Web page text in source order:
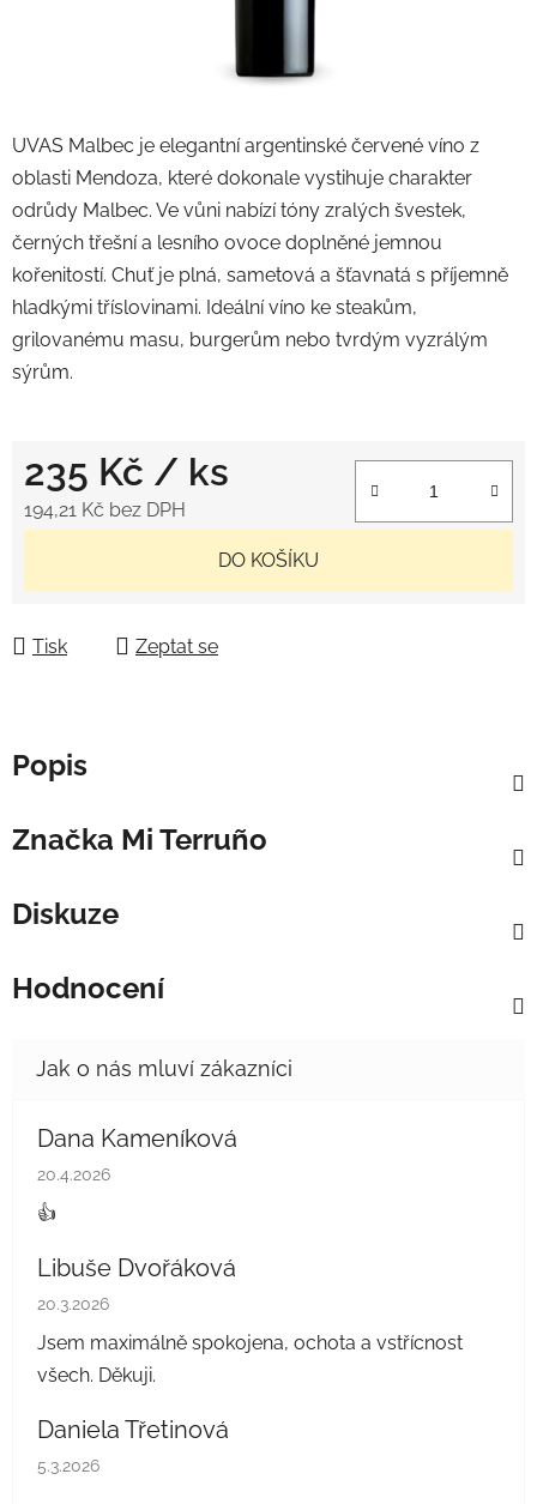
UVAS Malbec je elegantní argentinské červené víno z
oblasti Mendoza, které dokonale vystihuje charakter
odrůdy Malbec. Ve vůni nabízí tóny zralých švestek,
černých třešní a lesního ovoce doplněné jemnou
kořenitostí. Chuť je plná, sametová a šťavnatá s příjemně
hladkými tříslovinami. Ideální víno ke steakům,
grilovanému masu, burgerům nebo tvrdým vyzrálým
sýrům.
235 Kč / ks
194,21 Kč bez DPH
DO KOŠÍKU
Tisk Zeptat se
Popis
Značka Mi Terruño
Diskuze
Hodnocení
Dana Kameníková
Hodnocení obchodu je 5 z 5 hvězdiček.
20.4.2026
👍
Libuše Dvořáková
Hodnocení obchodu je 5 z 5 hvězdiček.
20.3.2026
Jsem maximálně spokojena, ochota a vstřícnost
všech. Děkuji.
Daniela Třetinová
Hodnocení obchodu je 5 z 5 hvězdiček.
5.3.2026